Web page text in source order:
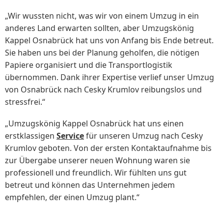
„Wir wussten nicht, was wir von einem Umzug in ein
anderes Land erwarten sollten, aber Umzugskönig
Kappel Osnabrück hat uns von Anfang bis Ende betreut.
Sie haben uns bei der Planung geholfen, die nötigen
Papiere organisiert und die Transportlogistik
übernommen. Dank ihrer Expertise verlief unser Umzug
von Osnabrück nach Cesky Krumlov reibungslos und
stressfrei.“
„Umzugskönig Kappel Osnabrück hat uns einen
erstklassigen Servicefür unseren Umzug nach Cesky
Krumlov geboten. Von der ersten Kontaktaufnahme bis
zur Übergabe unserer neuen Wohnung waren sie
professionell und freundlich. Wir fühlten uns gut
betreut und können das Unternehmen jedem
empfehlen, der einen Umzug plant.“